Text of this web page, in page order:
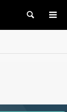
検索